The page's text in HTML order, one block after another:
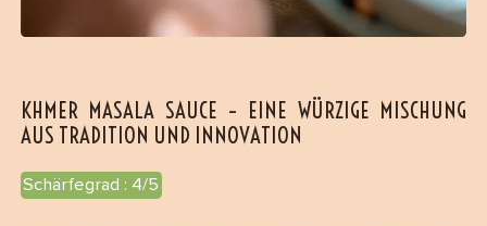
KHMER MASALA SAUCE – EINE WÜRZIGE MISCHUNG
AUS TRADITION UND INNOVATION
Schärfegrad : 4/5